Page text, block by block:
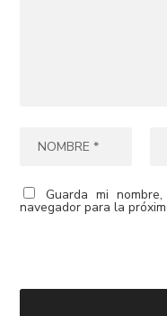
Guarda mi
navegador para la